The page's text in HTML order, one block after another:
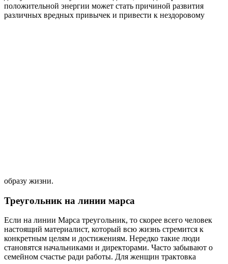
положительной энергии может стать причиной развития
различных вредных привычек и привести к нездоровому
образу жизни.
Треугольник на линии марса
Если на линии Марса треугольник, то скорее всего человек
настоящий материалист, который всю жизнь стремится к
конкретным целям и достижениям. Нередко такие люди
становятся начальниками и директорами. Часто забывают о
семейном счастье ради работы. Для женщин трактовка